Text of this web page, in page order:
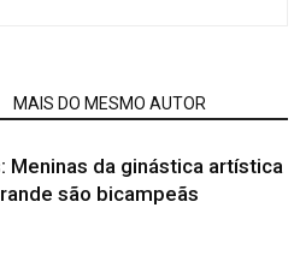
MAIS DO MESMO AUTOR
Meninas da ginástica artística
são bicampeãs